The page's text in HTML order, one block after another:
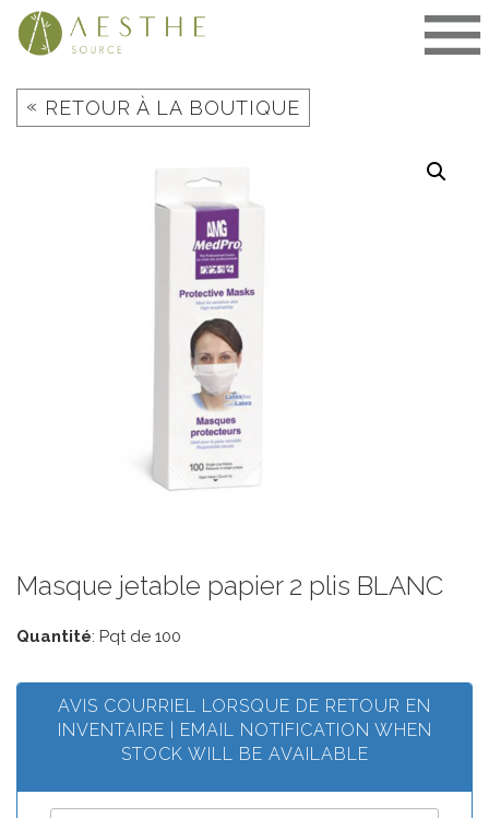
Aller
« RETOUR À LA BOUTIQUE
Masque jetable papier 2 plis BLANC
Quantité: Pqt de 100
AVIS COURRIEL LORSQUE DE RETOUR EN
INVENTAIRE | EMAIL NOTIFICATION WHEN
STOCK WILL BE AVAILABLE